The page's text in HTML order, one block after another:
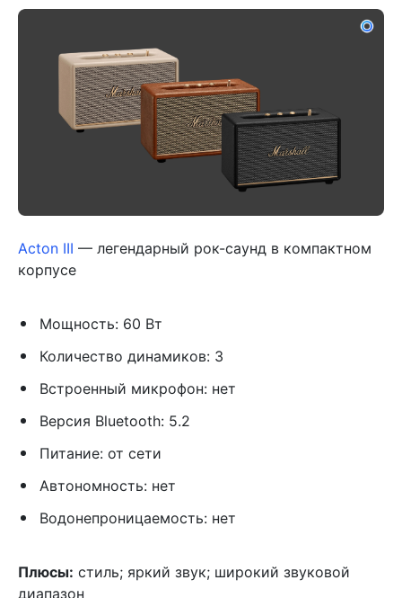
Acton III — легендарный рок-саунд в компактном
корпусе
Мощность: 60 Вт
Количество динамиков: 3
Встроенный микрофон: нет
Версия Bluetooth: 5.2
Питание: от сети
Автономность: нет
Водонепроницаемость: нет
Плюсы: стиль; яркий звук; широкий звуковой
диапазон